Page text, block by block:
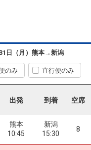
日（月） 熊本→新潟
のみ 直行便のみ
出発 到着 空席
熊本
09:15
新潟
15:30
熊本
新潟
熊本
10:45
新潟
15:30
8